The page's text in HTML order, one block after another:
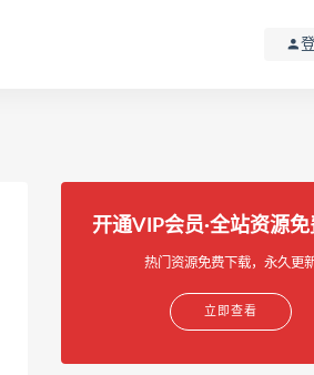
开通VIP会员·全站资源
热门资源免费下载，永久更
立即查看